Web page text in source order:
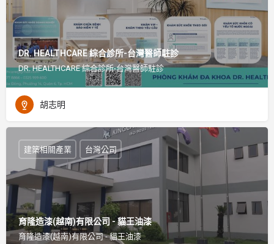
DR. HEALTHCARE 綜合診所-台灣醫師駐診
DR. HEALTHCARE 綜合診所-台灣醫師駐診
胡志明
育隆造漆(越南)有限公司 - 貓王油漆
育隆造漆(越南)有限公司 - 貓王油漆
建築相關產業 台灣公司